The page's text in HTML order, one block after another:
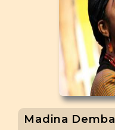
Madina Demba